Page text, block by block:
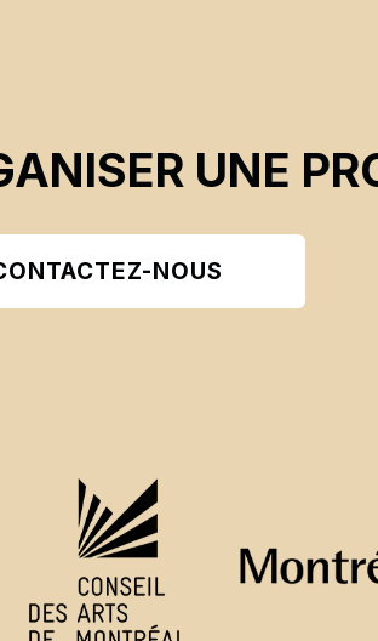
UNE
NOUS